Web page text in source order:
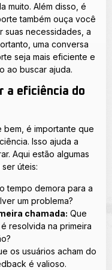
muito. Além disso, é
também ouça você
suas necessidades, a
uma conversa
seja mais eficiente e
ao buscar ajuda.
a eficiência do
bem, é importante que
Isso ajuda a
Aqui estão algumas
úteis:
tempo demora para a
um problema?
chamada: Que
resolvida na primeira
os usuários acham do
é valioso.